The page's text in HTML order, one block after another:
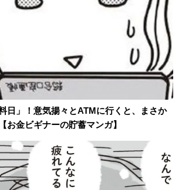
日」！意気揚々とATMに行くと、まさか
金ビギナーの貯蓄マンガ】